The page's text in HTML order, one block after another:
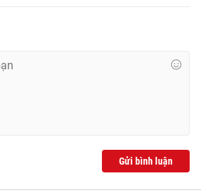
Gửi bình luận